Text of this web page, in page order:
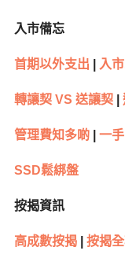
入市備忘
首期以外支出 入
轉讓契 VS 送讓契|
管理費知多啲| 一
SSD鬆綁盤
按揭資訊
高成數按揭| 按揭